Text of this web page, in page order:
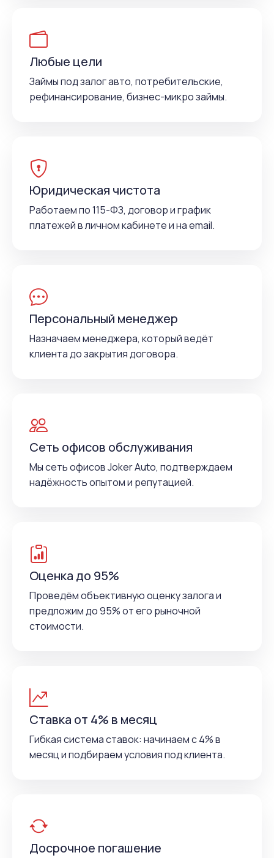
Любые цели
Займы под залог авто, потребительские,
рефинансирование, бизнес-микро займы.
Юридическая чистота
Работаем по 115-ФЗ, договор и график
платежей в личном кабинете и на email.
Персональный менеджер
Назначаем менеджера, который ведёт
клиента до закрытия договора.
Сеть офисов обслуживания
Мы сеть офисов Joker Auto, подтверждаем
надёжность опытом и репутацией.
Оценка до 95%
Проведём объективную оценку залога и
предложим до 95% от его рыночной
стоимости.
Ставка от 4% в месяц
Гибкая система ставок: начинаем с 4% в
месяц и подбираем условия под клиента.
Досрочное погашение